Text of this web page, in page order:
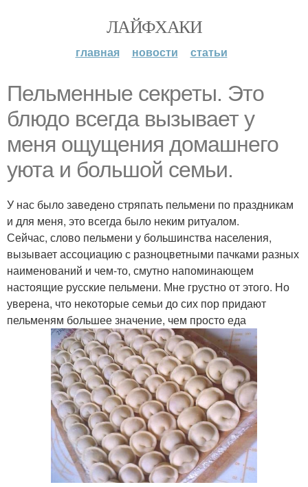
ЛАЙФХАКИ
главная новости статьи
Пельменные секреты. Это
блюдо всегда вызывает у
меня ощущения домашнего
уюта и большой семьи.
У нас было заведено стряпать пельмени по праздникам
и для меня, это всегда было неким ритуалом.
Сейчас, слово пельмени у большинства населения,
вызывает ассоциацию с разноцветными пачками разных
наименований и чем-то, смутно напоминающем
настоящие русские пельмени. Мне грустно от этого. Но
уверена, что некоторые семьи до сих пор придают
пельменям большее значение, чем просто еда